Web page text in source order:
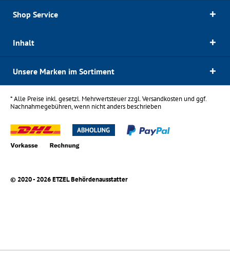
Shop Service
Inhalt
Unsere Marken im Sortiment
* Alle Preise inkl. gesetzl. Mehrwertsteuer zzgl.Versandkostenund ggf.
Nachnahmegebühren, wenn nicht anders beschrieben
© 2020 - 2026 ETZEL Behördenausstatter